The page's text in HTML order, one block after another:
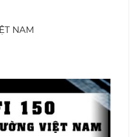
NAM